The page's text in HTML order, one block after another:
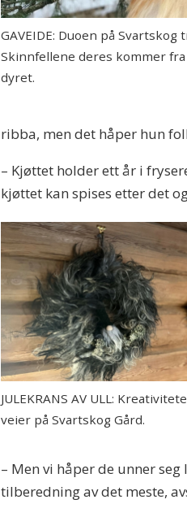
GAVEIDE: Duoen på
Skinnfellene deres kommer
dyret.
ribba, men det håper hun
– Kjøttet holder ett år i
kjøttet kan spises etter det
JULEKRANS AV ULL:
veier på Svartskog Gård.
– Men vi håper de unner
tilberedning av det meste,